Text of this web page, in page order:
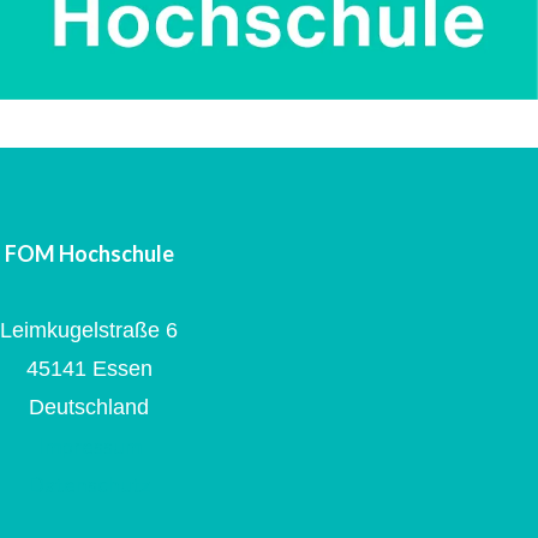
FOM Hochschule
Leimkugelstraße 6
45141 Essen
Deutschland